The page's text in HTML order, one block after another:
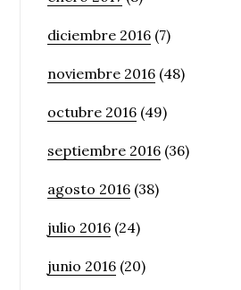
diciembre 2016 (7)
noviembre 2016 (48)
octubre 2016 (49)
septiembre 2016 (36)
agosto 2016 (38)
julio 2016 (24)
junio 2016 (20)